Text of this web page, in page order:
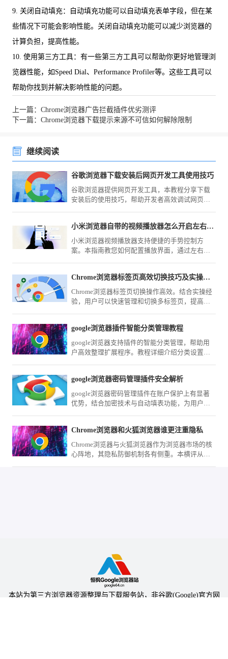
9. 关闭自动填充：自动填充功能可以自动填充表单字段，但在某
些情况下可能会影响性能。关闭自动填充功能可以减少浏览器的
计算负担，提高性能。
10. 使用第三方工具：有一些第三方工具可以帮助你更好地管理浏
览器性能，如Speed Dial、Performance Profiler等。这些工具可以
帮助你找到并解决影响性能的问题。
上一篇：Chrome浏览器广告拦截插件优劣测评
下一篇：Chrome浏览器下载提示来源不可信如何解除限制
继续阅读
谷歌浏览器下载安装后网页开发工具使用技巧
谷歌浏览器提供网页开发工具，本教程分享下载
安装后的使用技巧，帮助开发者高效调试网页，
小米浏览器自带的视频播放器怎么开启左右滑动调亮度
小米浏览器视频播放器支持便捷的手势控制方
案。本指南教您如何配置播放界面，通过左右滑
果。
Chrome浏览器标签页高效切换技巧及实操经验
Chrome浏览器标签页切换操作高效。结合实操经
验，用户可以快速管理和切换多标签页，提高多
google浏览器插件智能分类管理教程
google浏览器支持插件的智能分类管理，帮助用
户高效整理扩展程序。教程详细介绍分类设置方
google浏览器密码管理插件安全解析
google浏览器密码管理插件在账户保护上有显著
优势，结合加密技术与自动填表功能，为用户带
Chrome浏览器和火狐浏览器谁更注重隐私
Chrome浏览器与火狐浏览器作为浏览器市场的核
心阵地，其隐私防御机制各有侧重。本横评从数
本站为第三方浏览器资源整理与下载服务站，非谷歌(Google)官方网